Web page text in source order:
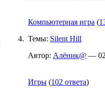
4.
Компьютерная игра (
Темы: Silent Hill
Автор: Алёник@ — 02
Игры (102 ответа)